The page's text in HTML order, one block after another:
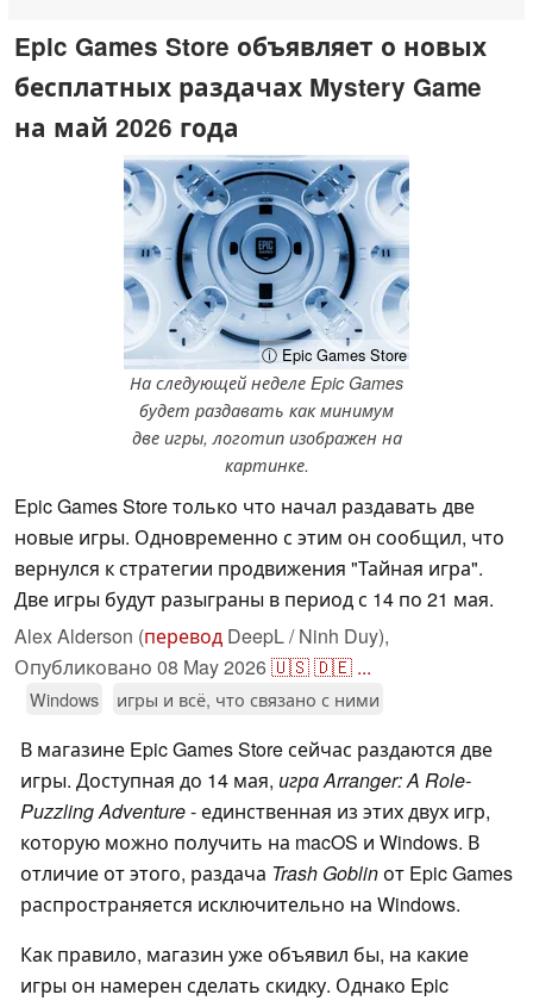
Epic Games Store объявляет о новых
бесплатных раздачах Mystery Game
на май 2026 года
ⓘ Epic Games Store
На следующей неделе Epic Games
будет раздавать как минимум
две игры, логотип изображен на
картинке.
Epic Games Store только что начал раздавать две
новые игры. Одновременно с этим он сообщил, что
вернулся к стратегии продвижения "Тайная игра".
Две игры будут разыграны в период с 14 по 21 мая.
Alex Alderson (перевод DeepL / Ninh Duy),
Опубликовано 08 May 2026🇺🇸🇩🇪 ...
Windows игры и всё, что связано с ними
В магазине Epic Games Store сейчас раздаются две
игры. Доступная до 14 мая, игра Arranger: A Role-
Puzzling Adventure- единственная из этих двух игр,
которую можно получить на macOS и Windows. В
отличие от этого, раздача Trash Goblinот Epic Games
распространяется исключительно на Windows.
Как правило, магазин уже объявил бы, на какие
игры он намерен сделать скидку. Однако Epic